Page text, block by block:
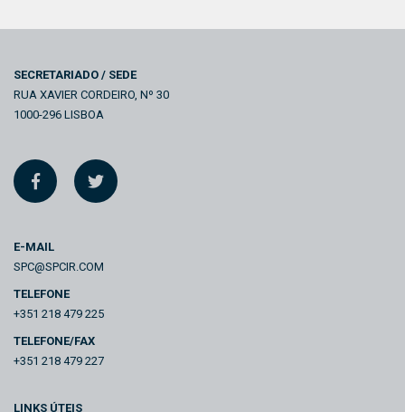
SECRETARIADO / SEDE
RUA XAVIER CORDEIRO, Nº 30
1000-296 LISBOA
E-MAIL
SPC@SPCIR.COM
TELEFONE
+351 218 479 225
TELEFONE/FAX
+351 218 479 227
LINKS ÚTEIS